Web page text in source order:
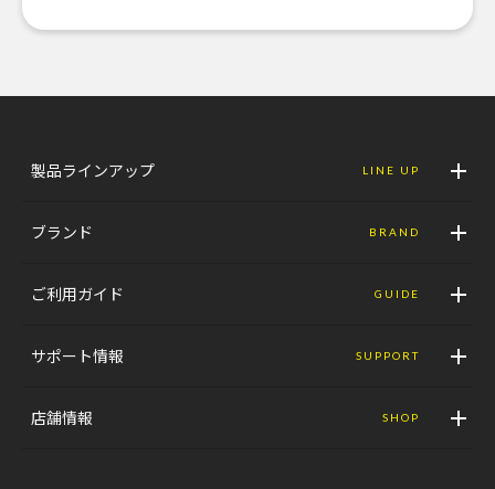
製品ラインアップ LINE UP
ブランド BRAND
ご利用ガイド GUIDE
サポート情報 SUPPORT
店舗情報 SHOP